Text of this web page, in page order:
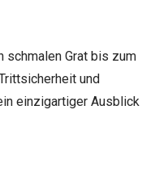
schmalen Grat bis zum
und
einzigartiger Ausblick